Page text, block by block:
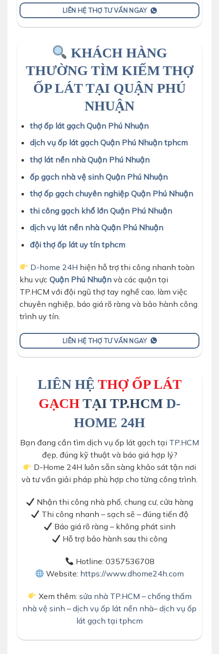
LIÊN HỆ THỢ TƯ VẤN NGAY
KHÁCH HÀNG
THƯỜNG TÌM KIẾM THỢ
ỐP LÁT TẠI QUẬN PHÚ
NHUẬN
thợ ốp lát gạch Quận Phú Nhuận
dịch vụ ốp lát gạch Quận Phú Nhuận tphcm
thợ lát nền nhà Quận Phú Nhuận
ốp gạch nhà vệ sinh Quận Phú Nhuận
thợ ốp gạch chuyên nghiệp Quận Phú Nhuận
thi công gạch khổ lớn Quận Phú Nhuận
dịch vụ lát nền nhà Quận Phú Nhuận
đội thợ ốp lát uy tín tphcm
D-home 24H hiện hỗ trợ thi công nhanh toàn
khu vực Quận Phú Nhuận và các quận tại
TP.HCM với đội ngũ thợ tay nghề cao, làm việc
chuyên nghiệp, báo giá rõ ràng và bảo hành công
trình uy tín.
LIÊN HỆ THỢ TƯ VẤN NGAY
LIÊN HỆ THỢ ỐP LÁT
GẠCHTẠI TP.HCM D-
HOME 24H
Bạn đang cần tìm dịch vụ ốp lát gạch tại TP.HCM
đẹp, đúng kỹ thuật và báo giá hợp lý?
D-Home 24H luôn sẵn sàng khảo sát tận nơi
và tư vấn giải pháp phù hợp cho từng công trình.
Nhận thi công nhà phố, chung cư, cửa hàng
Thi công nhanh – sạch sẽ – đúng tiến độ
Báo giá rõ ràng – không phát sinh
Hỗ trợ bảo hành sau thi công
Hotline: 0357536708
Website: https://www.dhome24h.com
Xem thêm: sửa nhà TP.HCM – chống thấm
nhà vệ sinh – dịch vụ ốp lát nền nhà– dịch vụ ốp
lát gạch tại tphcm